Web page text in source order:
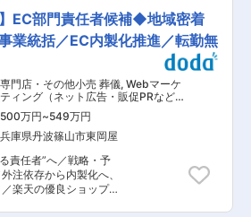
。 ・年間休日125日、完
みのため、腰を据えて働
いて：
のフレッシュな会社で
ています。本社は丹波
・東京に事務所があ
日本の西半分の幅広い ・
、測量から設計、工事
ワンストップですべて
業を展開しておりま
定める業務
木・建設現場向けのオ
・製造しています。ゼネ
れる要望に対し、既製
機械設計で解決する点
を継続し、安定した利
化や遠隔操作などスマ
職務内容：
の依頼を受け、現場課
ダーメイド機械の設計
体的には...》 ・クレー
既存設備の改造改良図
を2DCAD、3DCADを
＞ 土木工事における
事のシールド、運搬装
www.kuroda-
】EC部門責任者候補◆地域密着
業統括／EC内製化推進／転勤無
専門店・その他小売 葬儀, Webマーケ
ティング（ネット広告・販促PRなど）
Webプロデューサー・Webディレクタ
ー・Webプランナー
500万円~549万円
兵庫県丹波篠山市東岡屋
責任者”へ／戦略・予
注依存から内製化へ、
楽天の優良ショップ認